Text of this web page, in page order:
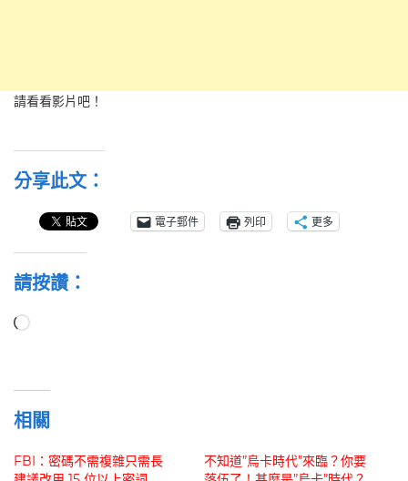
請看看影片吧！
分享此文：
電子郵件 列印 更多
請按讚：
正
相關
FBI：密碼不需複雜只需長
不知道”烏卡時代”來臨？你要